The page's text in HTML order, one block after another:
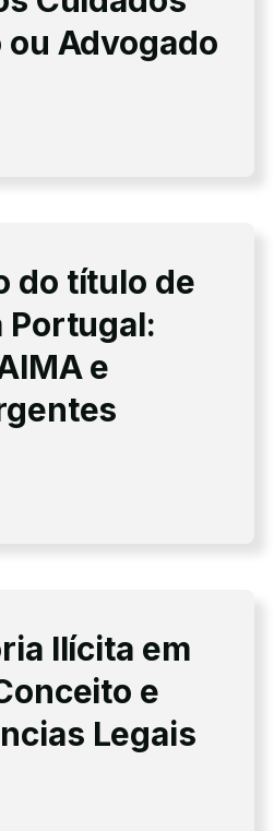
Advogado
do título de
Portugal:
e
Ilícita em
e
Legais